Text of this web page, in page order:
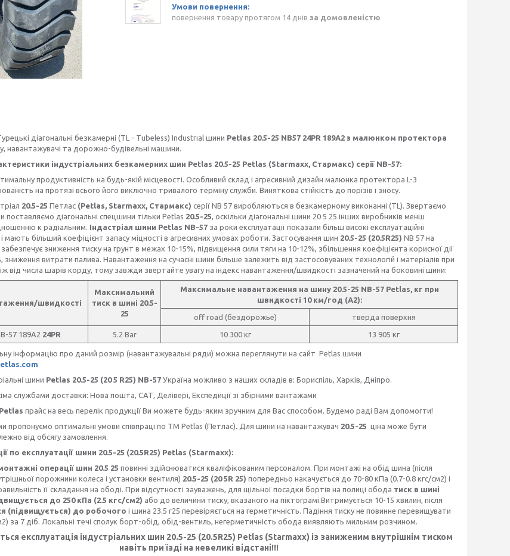
повернення товару протягом 14 днів за домовленістю
діагональні безкамерні (TL - Tubeless) Industrial шини Petlas 20.5-25 NB57 24PR 189А2 з малюнком протектора
навантажувачі та дорожно-будівельні машини.
індустріальних безкамерних шин Petlas 20.5-25 Petlas (Starmaxx, Стармакс) серії NB-57:
продуктивність на будь-якій місцевості. Особливий склад і агресивний дизайн малюнка протектора L-3
на протязі всього його виключно тривалого терміну служби. Виняткова стійкість до порізів і зносу.
20.5-25 Петлас (Petlas, Starmaxx, Стармакс) серії NB 57 виробляються в безкамерному виконанні (TL). Звертаємо
поставляємо діагональні спецшини тільки Petlas 20.5-25, оскільки діагональні шини 20 5 25 інших виробників менш
к радіальним. Індастріал шини Petlas NB-57 за роки експлуатації показали більш високі експлуатаційні
мають більший коефіцієнт запасу міцності в агресивних умовах роботи. Застосування шин 20.5-25 (20.5R25) NB 57 на
зниження тиску на грунт в межах 10-15%, підвищення сили тяги на 10-12%, збільшення коефіцієнта корисної дії
зниження витрати палива. Навантаження на сучасні шини більше залежить від застосовуваних технологій і матеріалів при
від числа шарів корду, тому завжди звертайте увагу на індекс навантаження/швидкості зазначений на боковині шини:
швидкості
Максимальний
тиск в шині 20.5-
25
Максимальне навантаження на шину 20.5-25 NB-57 Petlas, кг при
швидкості 10 км/год (А2):
off road (бездорожье) тверда поверхня
57 189А2 24PR 5.2 Bar 10 300 кг 13 905 кг
інформацію про даний розмір (навантажувальні ряди) можна переглянути на сайт Petlas шини
шини Petlas 20.5-25 (20 5 R25) NB-57 Україна можливо з наших складів в: Бориспіль, Харків, Дніпро.
службами доставки: Нова пошта, САТ, Делівері, Експедиції зі збірними вантажами
прайс на весь перелік продукції Ви можете будь-яким зручним для Вас способом. Будемо раді Вам допомогти!
пропонуємо оптимальні умови співпраці по TM Petlas (Петлас). Для шини на навантажувач 20.5-25 ціна може бути
від обсягу замовлення.
по експлуатації шини 20.5-25 (20.5R25) Petlas (Starmaxx):
операції шин 20.5 25 повинні здійснюватися кваліфікованим персоналом. При монтажі на обід шина (після
порожнини колеса і установки вентиля) 20.5-25 (20 5R 25) попередньо накачується до 70-80 кПа (0.7-0.8 кгс/см2) і
її складання на ободі. При відсутності зауважень, для щільної посадки бортів на полиці обода тиск в шині
до 250 кПа (2.5 кгс/см2) або до величини тиску, вказаного на піктограмі.Витримується 10-15 хвилин, після
(підвищується) до робочого і шина 23.5 r25 перевіряється на герметичність. Падіння тиску не повинне перевищувати
за 7 діб. Локальні течі сполук борт-обід, обід-вентиль, негерметичність обода виявляють мильним розчином.
експлуатація індустріальних шин 20.5-25 (20.5R25) Petlas (Starmaxx) із заниженим внутрішнім тиском
навіть при їзді на невеликі відстані!!!